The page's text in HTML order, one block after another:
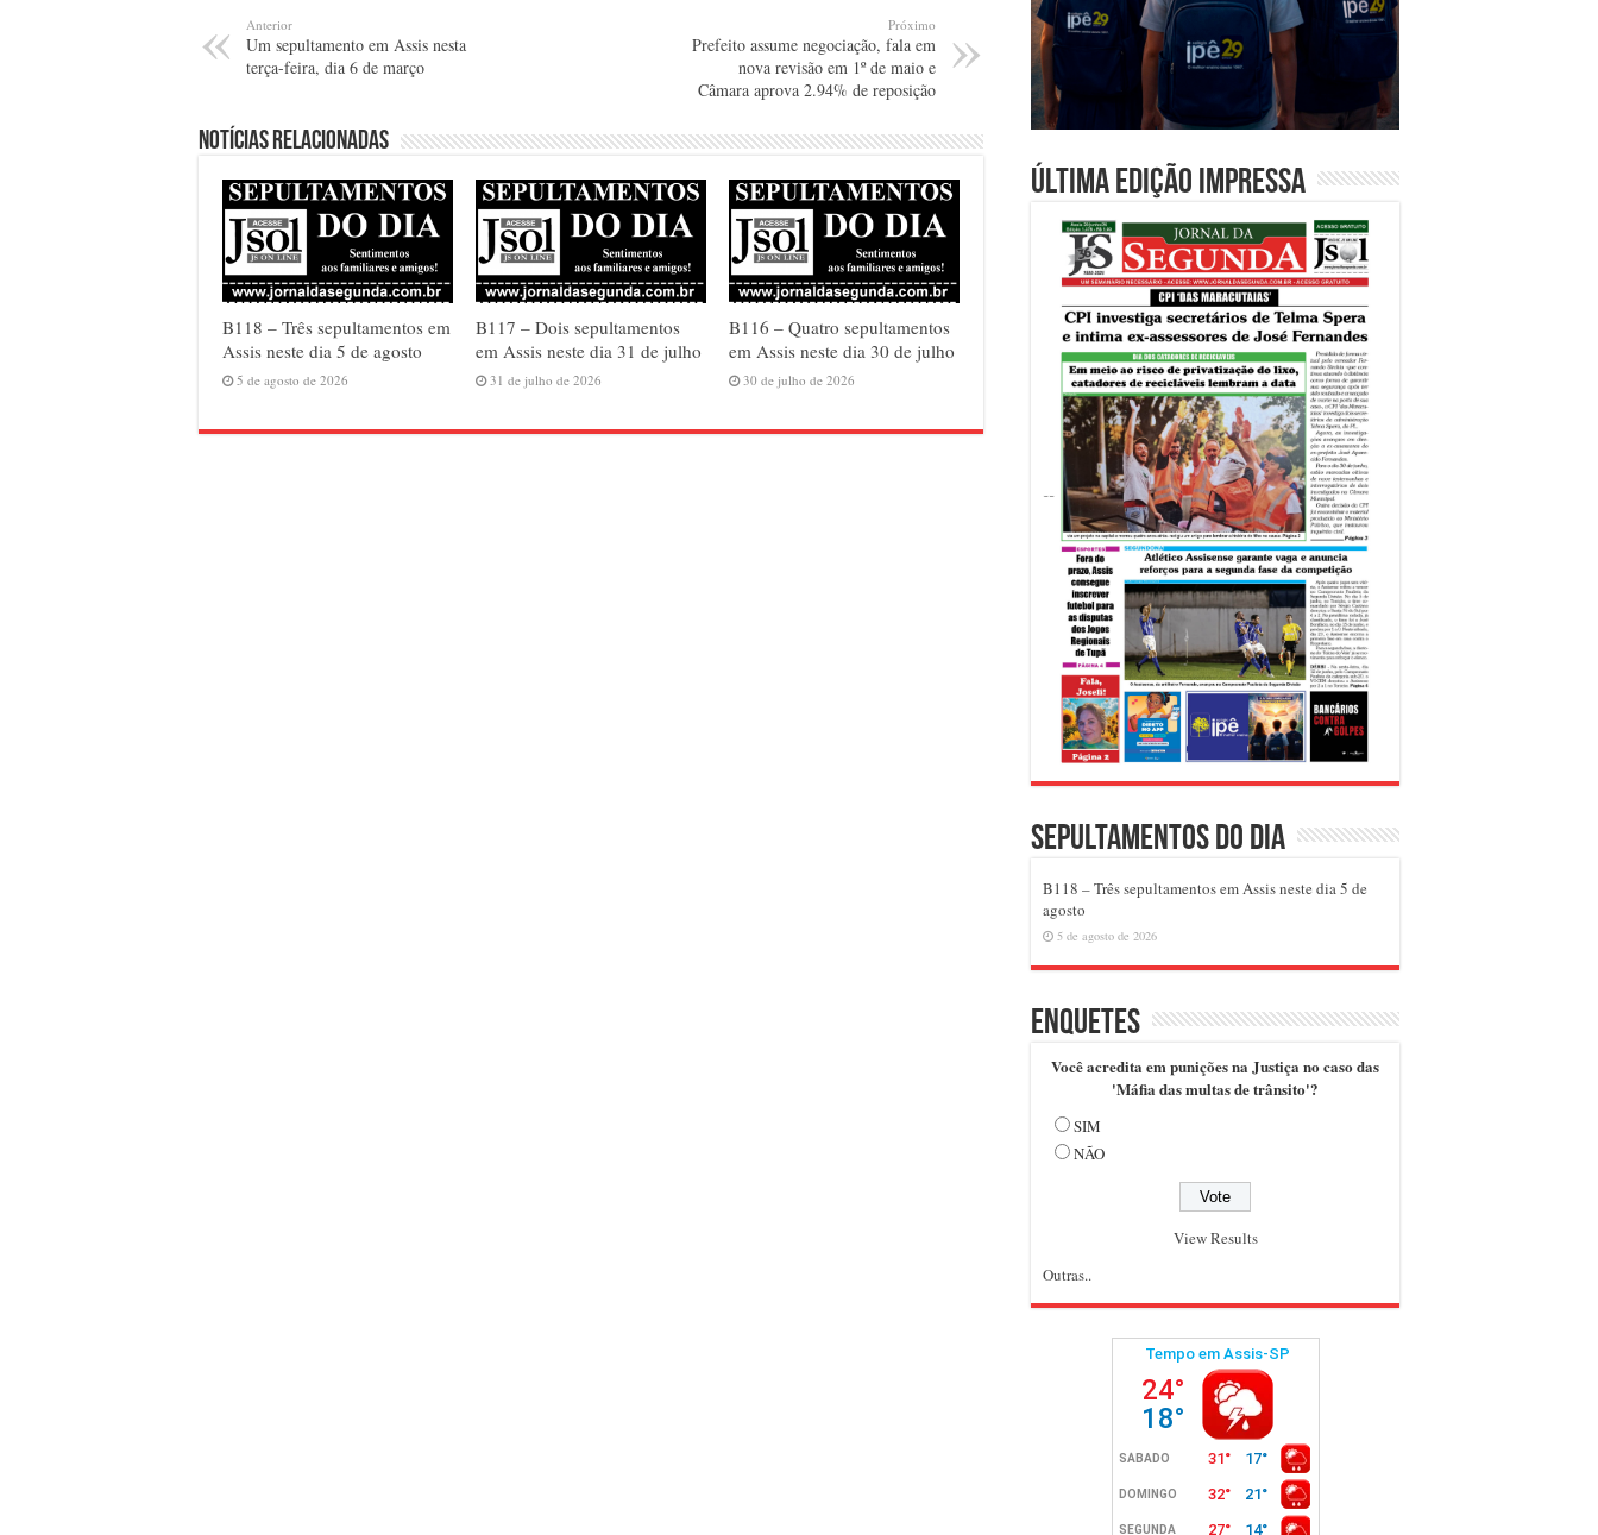
Anterior
Um sepultamento em Assis nesta
terça-feira, dia 6 de março
Próximo
Prefeito assume negociação, fala em
nova revisão em 1º de maio e
Câmara aprova 2.94% de reposição
Notícias relacionadas
B118 – Três sepultamentos em
Assis neste dia 5 de agosto
5 de agosto de 2026
B117 – Dois sepultamentos
em Assis neste dia 31 de julho
31 de julho de 2026
B116 – Quatro sepultamentos
em Assis neste dia 30 de julho
30 de julho de 2026
Última edição impressa
Sepultamentos do dia
B118 – Três sepultamentos em Assis neste dia 5 de
agosto
5 de agosto de 2026
Enquetes
Você acredita em punições na Justiça no caso das
'Máfia das multas de trânsito'?
SIM
NÃO
View Results
Outras..